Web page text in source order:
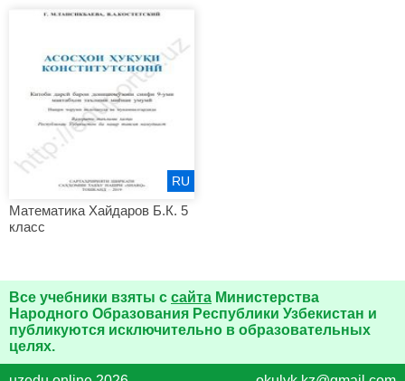
Математика Хайдаров Б.К. 5
класс
RU
Все учебники взяты с сайта Министерства
Народного Образования Республики Узбекистан и
публикуются исключительно в образовательных
целях.